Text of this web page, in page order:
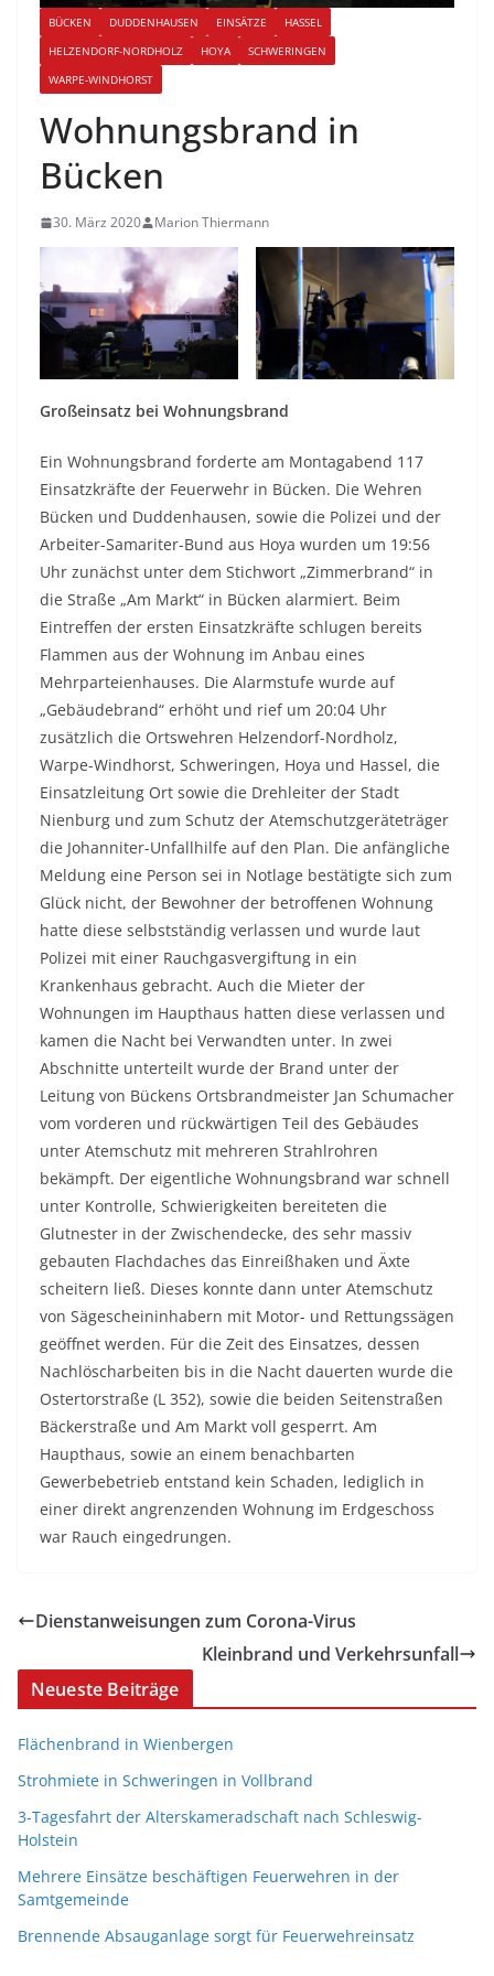
BÜCKEN DUDDENHAUSEN EINSÄTZE
HASSEL
HELZENDORF-NORDHOLZ
HOYA
SCHWERINGEN
WARPE-WINDHORST
Wohnungsbrand in
Bücken
30. März 2020 Marion Thiermann
Großeinsatz bei Wohnungsbrand
Ein Wohnungsbrand forderte am Montagabend 117
Einsatzkräfte der Feuerwehr in Bücken. Die Wehren
Bücken und Duddenhausen, sowie die Polizei und der
Arbeiter-Samariter-Bund aus Hoya wurden um 19:56
Uhr zunächst unter dem Stichwort „Zimmerbrand“ in
die Straße „Am Markt“ in Bücken alarmiert. Beim
Eintreffen der ersten Einsatzkräfte schlugen bereits
Flammen aus der Wohnung im Anbau eines
Mehrparteienhauses. Die Alarmstufe wurde auf
„Gebäudebrand“ erhöht und rief um 20:04 Uhr
zusätzlich die Ortswehren Helzendorf-Nordholz,
Warpe-Windhorst, Schweringen, Hoya und Hassel, die
Einsatzleitung Ort sowie die Drehleiter der Stadt
Nienburg und zum Schutz der Atemschutzgeräteträger
die Johanniter-Unfallhilfe auf den Plan. Die anfängliche
Meldung eine Person sei in Notlage bestätigte sich zum
Glück nicht, der Bewohner der betroffenen Wohnung
hatte diese selbstständig verlassen und wurde laut
Polizei mit einer Rauchgasvergiftung in ein
Krankenhaus gebracht. Auch die Mieter der
Wohnungen im Haupthaus hatten diese verlassen und
kamen die Nacht bei Verwandten unter. In zwei
Abschnitte unterteilt wurde der Brand unter der
Leitung von Bückens Ortsbrandmeister Jan Schumacher
vom vorderen und rückwärtigen Teil des Gebäudes
unter Atemschutz mit mehreren Strahlrohren
bekämpft. Der eigentliche Wohnungsbrand war schnell
unter Kontrolle, Schwierigkeiten bereiteten die
Glutnester in der Zwischendecke, des sehr massiv
gebauten Flachdaches das Einreißhaken und Äxte
scheitern ließ. Dieses konnte dann unter Atemschutz
von Sägescheininhabern mit Motor- und Rettungssägen
geöffnet werden. Für die Zeit des Einsatzes, dessen
Nachlöscharbeiten bis in die Nacht dauerten wurde die
Ostertorstraße (L 352), sowie die beiden Seitenstraßen
Bäckerstraße und Am Markt voll gesperrt. Am
Haupthaus, sowie an einem benachbarten
Gewerbebetrieb entstand kein Schaden, lediglich in
einer direkt angrenzenden Wohnung im Erdgeschoss
war Rauch eingedrungen.
Dienstanweisungen zum Corona-Virus
Kleinbrand und Verkehrsunfall
Neueste Beiträge
Flächenbrand in Wienbergen
Strohmiete in Schweringen in Vollbrand
3-Tagesfahrt der Alterskameradschaft nach Schleswig-
Holstein
Mehrere Einsätze beschäftigen Feuerwehren in der
Samtgemeinde
Brennende Absauganlage sorgt für Feuerwehreinsatz